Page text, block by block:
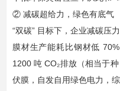
② 减碳超给力，绿色有底气​
“双碳” 目标下，企业减碳压
膜材生产能耗比钢材低
1200 吨 CO₂排放（相当于
伏膜，自发自用绿色电力，